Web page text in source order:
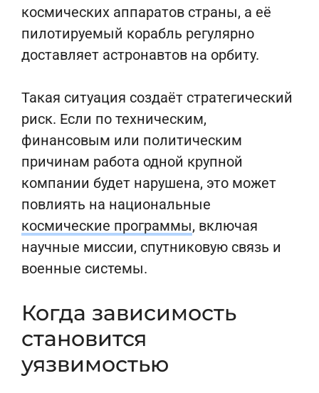
космических аппаратов страны, а её
пилотируемый корабль регулярно
доставляет астронавтов на орбиту.
Такая ситуация создаёт стратегический
риск. Если по техническим,
финансовым или политическим
причинам работа одной крупной
компании будет нарушена, это может
повлиять на национальные
космические программы, включая
научные миссии, спутниковую связь и
военные системы.
Когда зависимость
становится
уязвимостью